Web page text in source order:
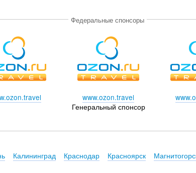
Федеральные спонсоры
www.ozon.travel
Генеральный спонсор
Калининград Краснодар Красноярск